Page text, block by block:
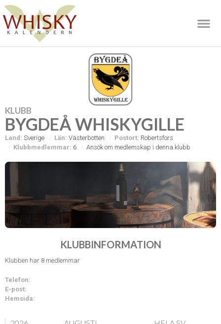
KLUBB
BYGDEÅ WHISKYGILLE
Land: Sverige Län: Västerbotten Postort: Robertsfors
Klubbmedlemmar: 6 Ansök om medlemskap i denna klubb
KLUBBINFORMATION
Klubben har 8 medlemmar
Telefon:
E-post:
Hemsida: